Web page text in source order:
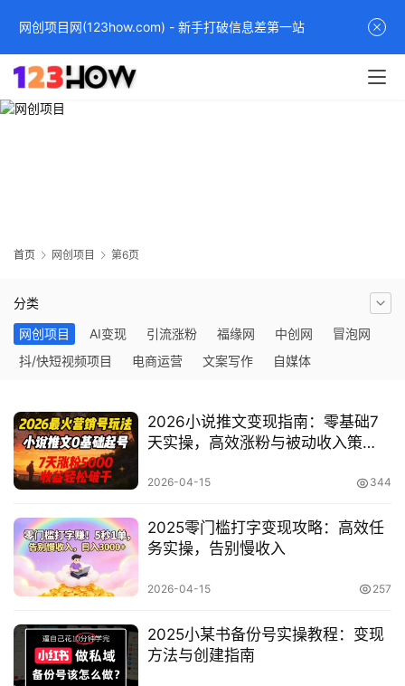
首页 网创项目 第6页
分类
网创项目
AI变现 引流涨粉 福缘网 中创网
冒泡网
抖/快短视频项目
电商运营 文案写作
自媒体
2026小说推文变现指南：零基础7
天实操，高效涨粉与被动收入策
2026-04-15 344
2025零门槛打字变现攻略：高效任
务实操，告别慢收入
2026-04-15 257
2025小某书备份号实操教程：变现
方法与创建指南
网创项目网(123how.com) - 新手打破信息差第一站